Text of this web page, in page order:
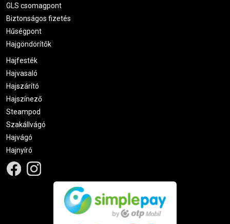
GLS csomagpont
Biztonságos fizetés
Hűségpont
Hajgöndörítők
Hajfesték
Hajvasaló
Hajszárító
Hajszínező
Steampod
Szakállvágó
Hajvágó
Hajnyíró